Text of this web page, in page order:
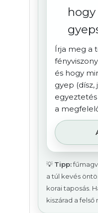
Írja meg a
és hogy
gyep (dísz,
a
💡 Tipp:
a túl kevés
korai taposás.
kiszárad a